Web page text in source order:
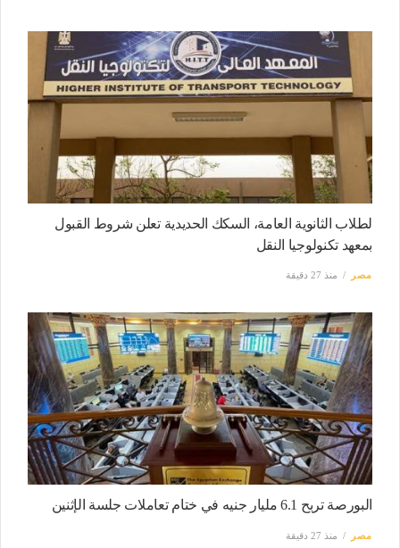
لطلاب الثانوية العامة، السكك الحديدية تعلن شروط القبول
بمعهد تكنولوجيا النقل
مصر منذ 27 دقيقة
البورصة تربح 6.1 مليار جنيه في ختام تعاملات جلسة الإثنين
مصر منذ 27 دقيقة